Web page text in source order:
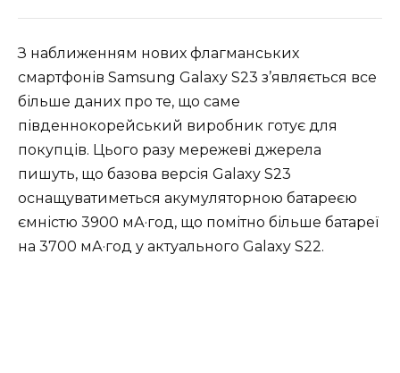
З наближенням нових флагманських
смартфонів Samsung Galaxy S23 з’являється все
більше даних про те, що саме
південнокорейський виробник готує для
покупців. Цього разу мережеві джерела
пишуть, що базова версія Galaxy S23
оснащуватиметься акумуляторною батареєю
ємністю 3900 мА·год, що помітно більше батареї
на 3700 мА·год у актуального Galaxy S22.